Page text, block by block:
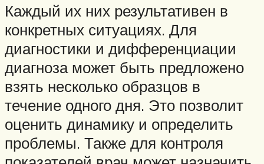
Каждый их них результативен в
конкретных ситуациях. Для
диагностики и дифференциации
диагноза может быть предложено
взять несколько образцов в
течение одного дня. Это позволит
оценить динамику и определить
проблемы. Также для контроля